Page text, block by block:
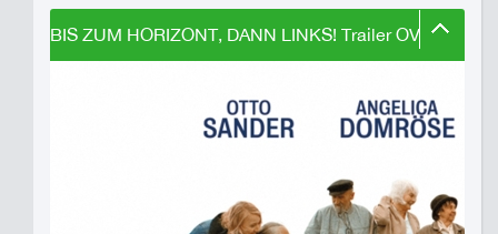
BIS ZUM HORIZONT, DANN LINKS! Trailer OV